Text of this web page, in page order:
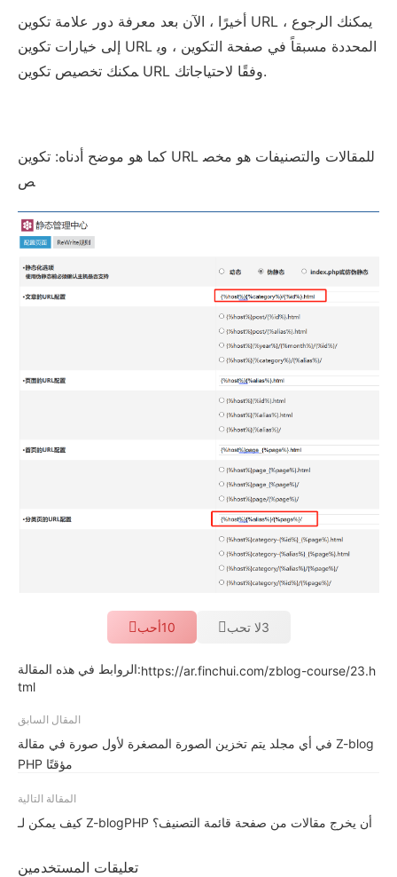
أخيرًا ، الآن بعد معرفة دور علامة تكوين URL ، يمكنك الرجوع
إلى خيارات تكوين URL المحددة مسبقاً في صفحة التكوين ، وي
مكنك تخصيص تكوين URL وفقًا لاحتياجاتك.
كما هو موضح أدناه: تكوين URL للمقالات والتصنيفات هو مخص
ص
أحب10 لا تحب3
الروابط في هذه المقالة:https://ar.finchui.com/zblog-course/23.h
tml
المقال السابق
في أي مجلد يتم تخزين الصورة المصغرة لأول صورة في مقالة Z-blog
PHP مؤقتًا
المقالة التالية
كيف يمكن لـ Z-blogPHP أن يخرج مقالات من صفحة قائمة التصنيف؟
تعليقات المستخدمين